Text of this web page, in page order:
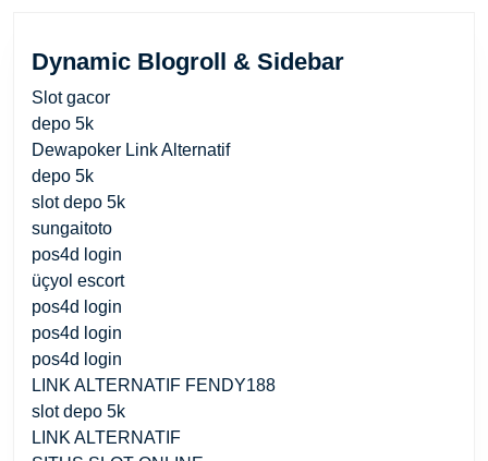
Dynamic Blogroll & Sidebar
Slot gacor
depo 5k
Dewapoker Link Alternatif
depo 5k
slot depo 5k
sungaitoto
pos4d login
üçyol escort
pos4d login
pos4d login
pos4d login
LINK ALTERNATIF FENDY188
slot depo 5k
LINK ALTERNATIF